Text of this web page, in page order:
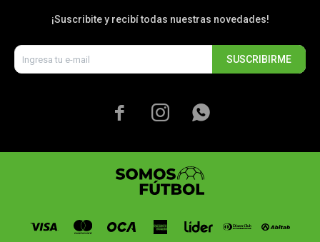
¡Suscribite y recibí todas nuestras novedades!
SUSCRIBIRME
  